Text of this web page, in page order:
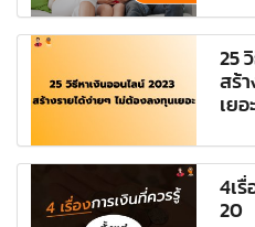
25
สร้
เยอะ
4เ
20